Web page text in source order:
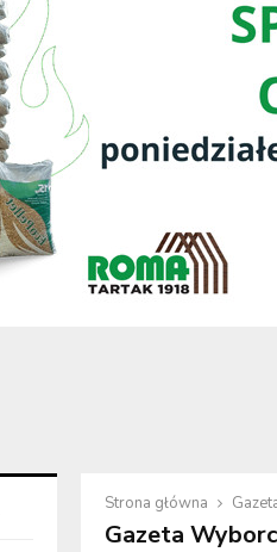
Strona główna
Gazeta